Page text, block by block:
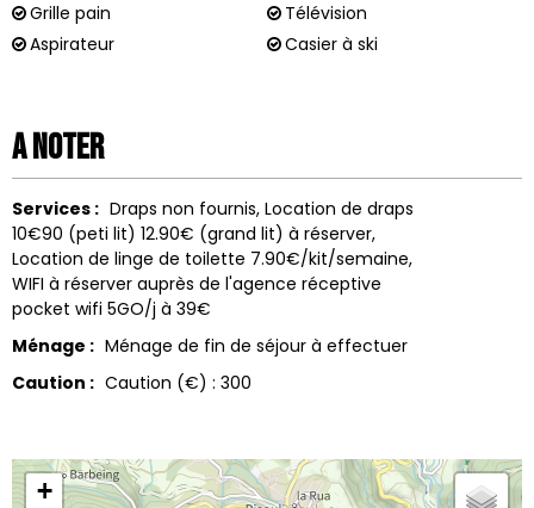
Grille pain
Télévision
Aspirateur
Casier à ski
A noter
Services : Draps non fournis Location de draps
10€90 (peti lit) 12.90€ (grand lit) à réserver
Location de linge de toilette 7.90€/kit/semaine
WIFI à réserver auprès de l'agence réceptive
pocket wifi 5GO/j à 39€
Ménage : Ménage de fin de séjour à effectuer
Caution : Caution (€) : 300
+